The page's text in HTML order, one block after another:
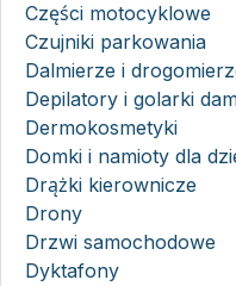
Części motocyklowe
Czujniki parkowania
Dalmierze i
Depilatory i golarki
Dermokosmetyki
Domki i namioty dla
Drążki kierownicze
Drony
Drzwi samochodowe
Dyktafony